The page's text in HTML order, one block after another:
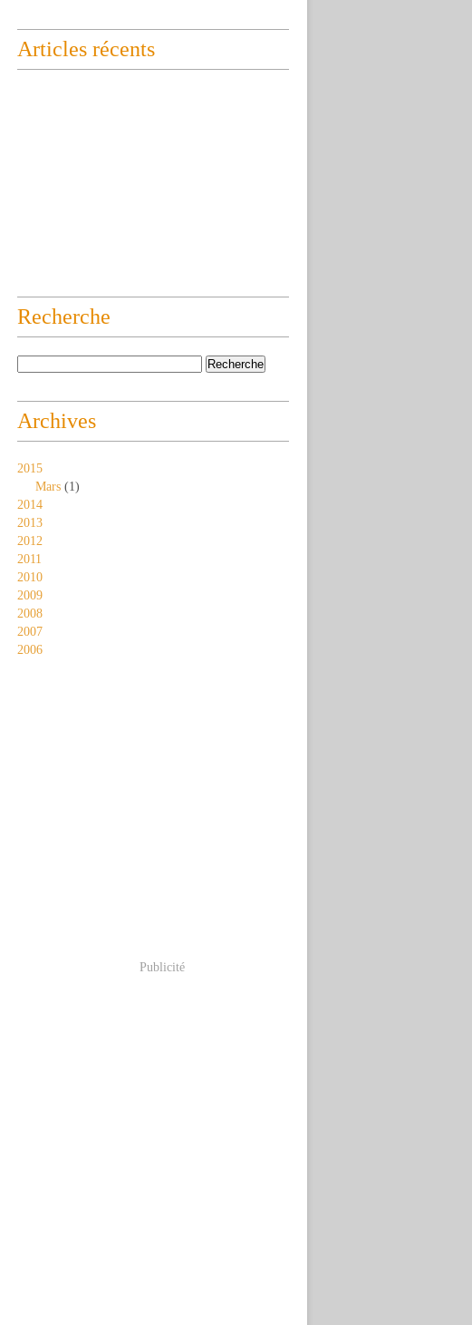
Articles récents
Recherche
Archives
2015
Mars (1)
2014
2013
2012
2011
2010
2009
2008
2007
2006
Publicité